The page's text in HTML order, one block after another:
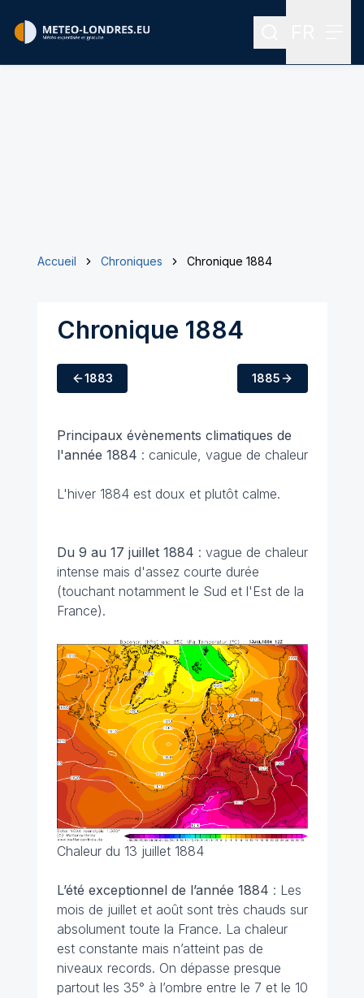
Rechercher
Accueil Chroniques Chronique 1884
Chronique 1884
1883 1885
Principaux évènements climatiques de
l'année 1884 : canicule, vague de chaleur
L'hiver 1884 est doux et plutôt calme.
Du 9 au 17 juillet 1884 : vague de chaleur
intense mais d'assez courte durée
(touchant notamment le Sud et l'Est de la
France).
Chaleur du 13 juillet 1884
L’été exceptionnel de l’année 1884 : Les
mois de juillet et août sont très chauds sur
absolument toute la France. La chaleur
est constante mais n’atteint pas de
niveaux records. On dépasse presque
partout les 35° à l’ombre entre le 7 et le 10